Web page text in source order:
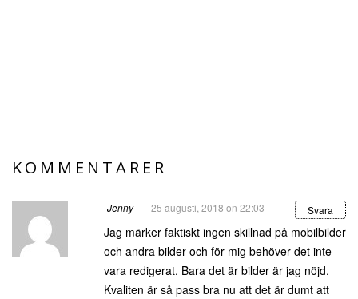
KOMMENTARER
-Jenny- 25 augusti, 2018 on 22:03 Svara
Jag märker faktiskt ingen skillnad på mobilbilder
och andra bilder och för mig behöver det inte
vara redigerat. Bara det är bilder är jag nöjd.
Kvaliten är så pass bra nu att det är dumt att